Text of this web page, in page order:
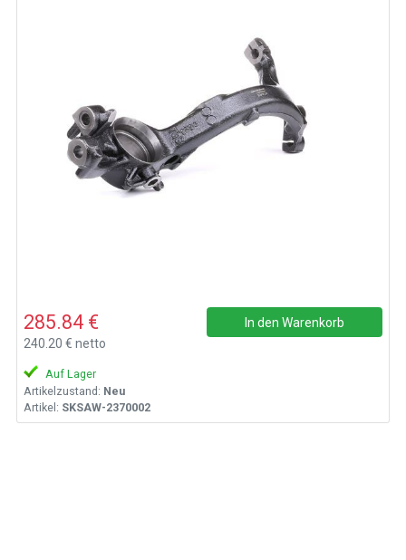
285.84 €
240.20 € netto
In den Warenkorb
Auf Lager
Artikelzustand: Neu
Artikel: SKSAW-2370002